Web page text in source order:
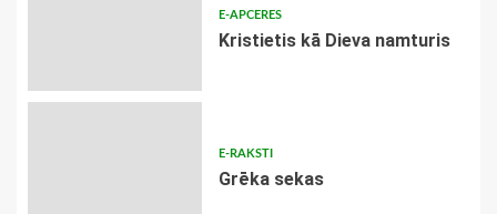
E-APCERES
Kristietis kā Dieva namturis
E-RAKSTI
Grēka sekas